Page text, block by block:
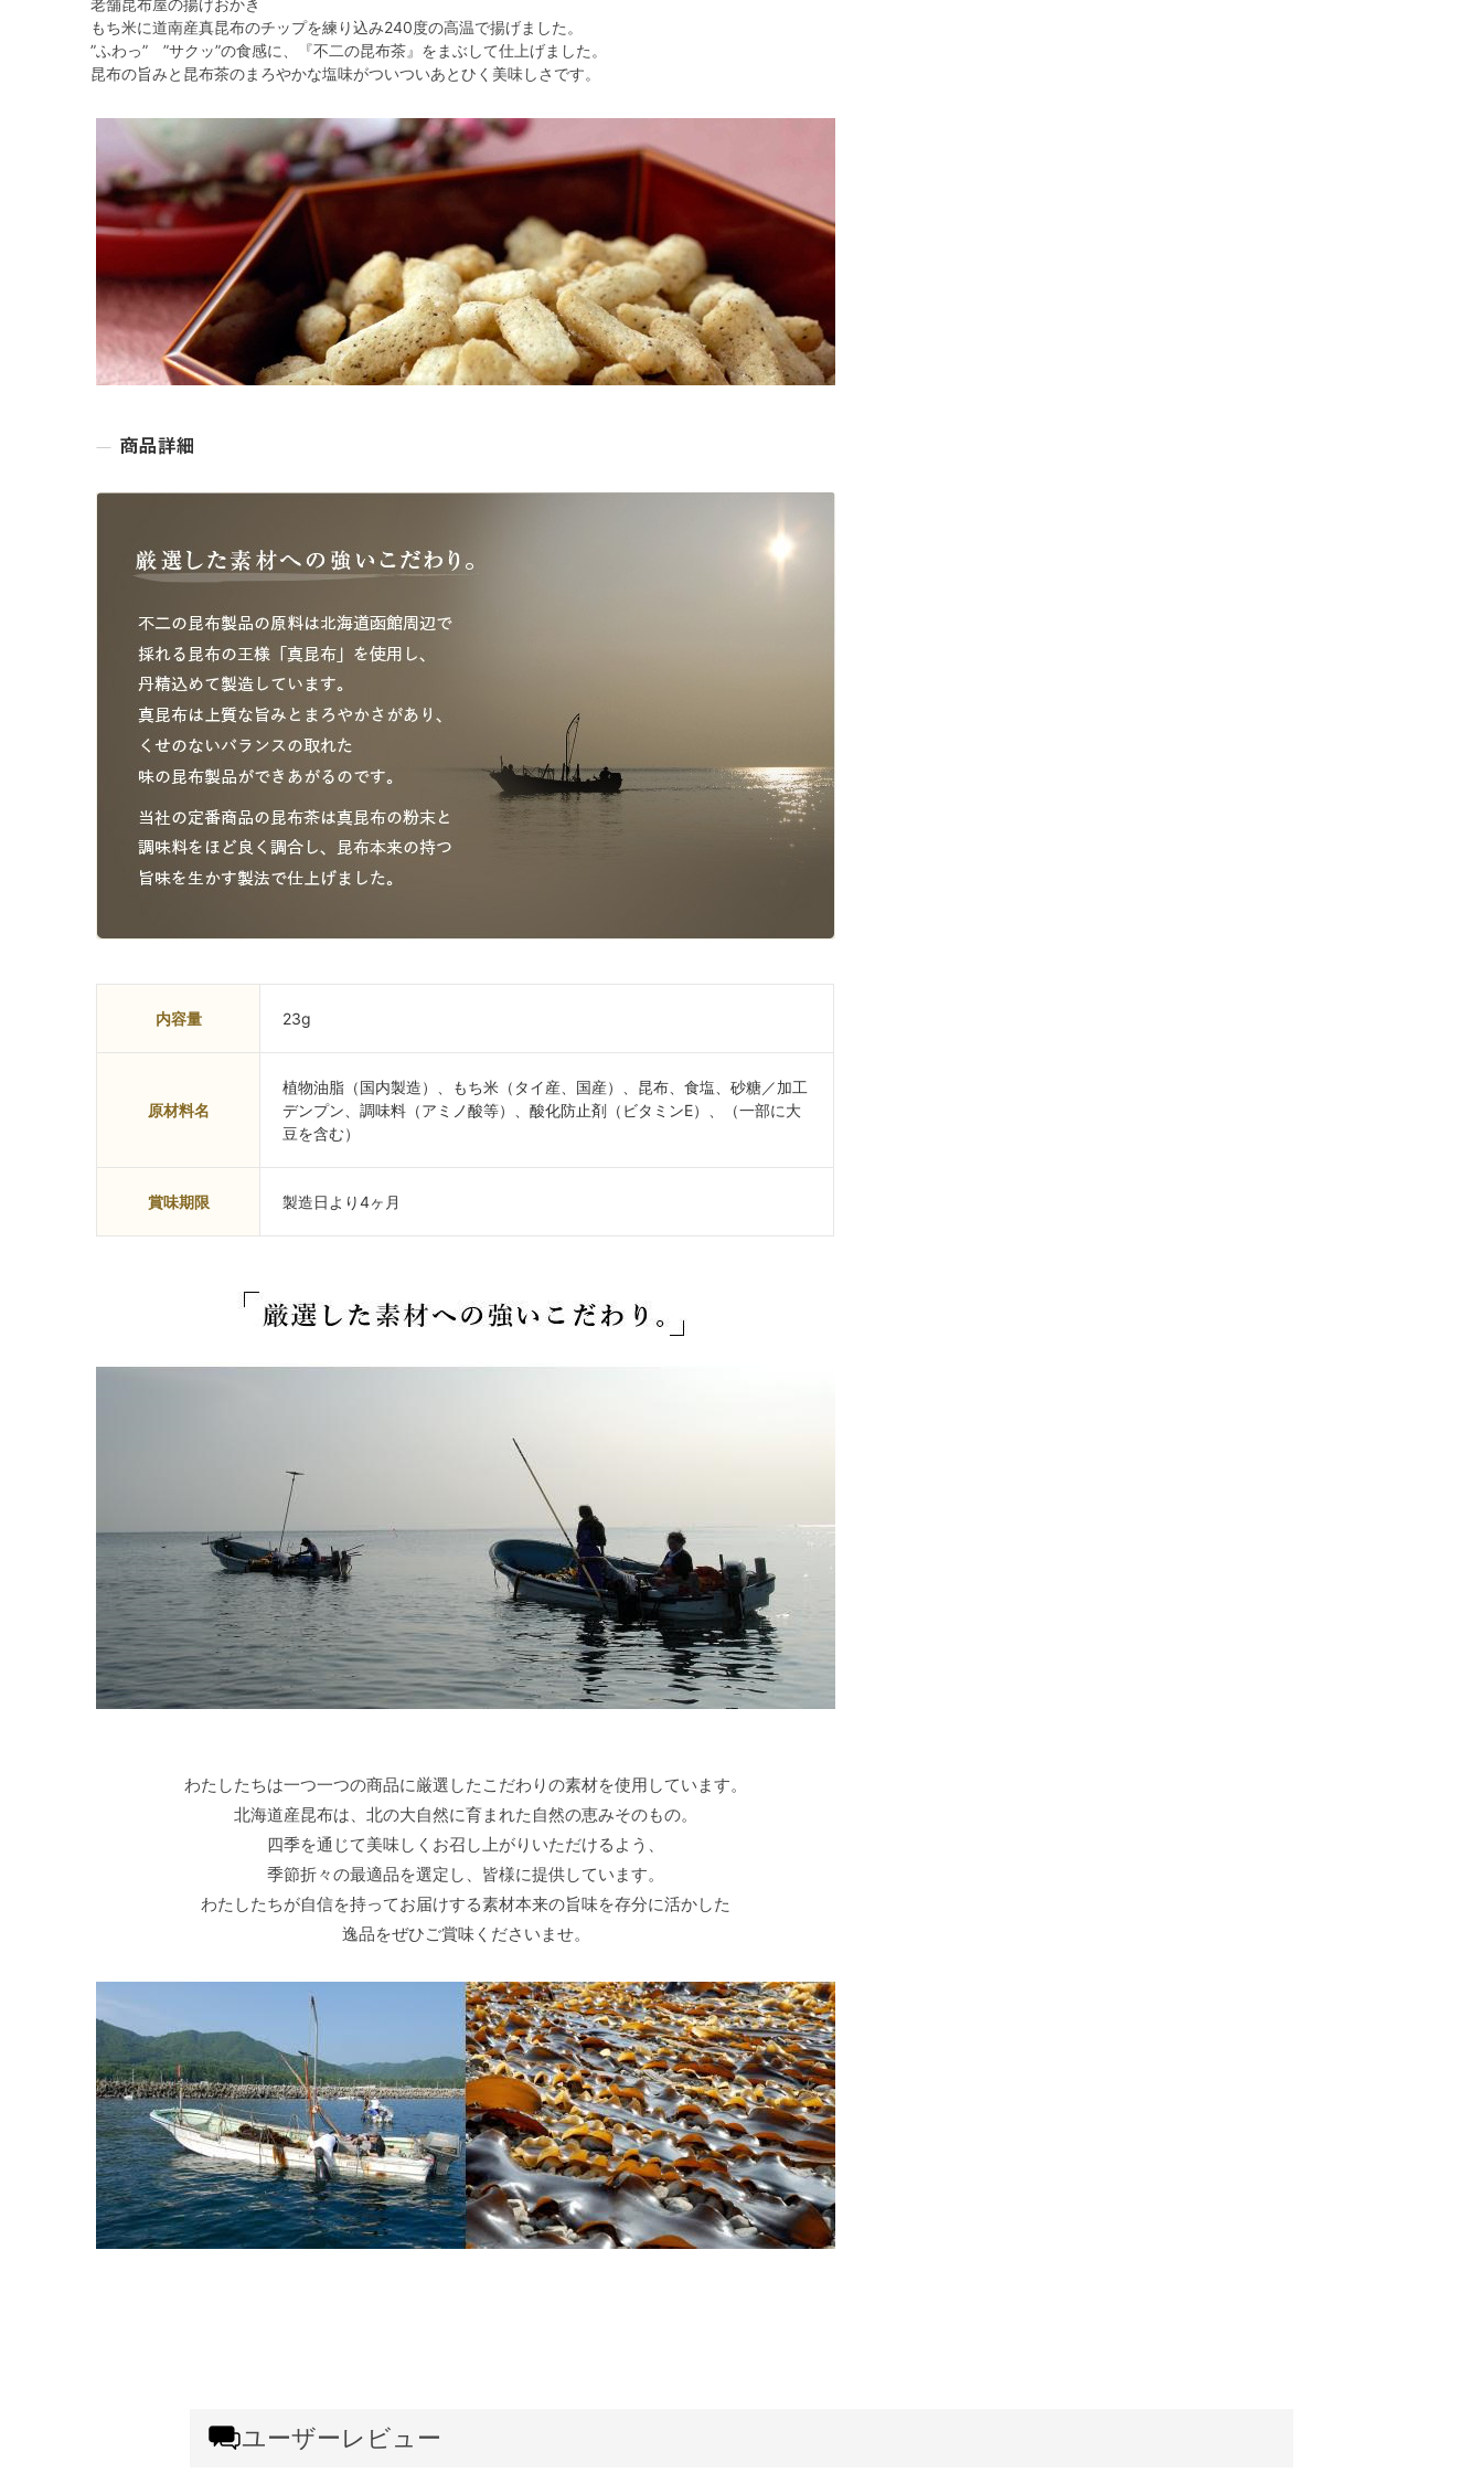
老舗昆布屋の揚げおかき
もち米に道南産真昆布のチップを練り込み240度の高温で揚げました。
”ふわっ” ”サクッ”の食感に、『不二の昆布茶』をまぶして仕上げました。
昆布の旨みと昆布茶のまろやかな塩味がついついあとひく美味しさです。
内容量 23g
原材料名
植物油脂（国内製造）、もち米（タイ産、国産）、昆布、食塩、砂糖／加工
デンプン、調味料（アミノ酸等）、酸化防止剤（ビタミンE）、（一部に大
豆を含む）
賞味期限 製造日より4ヶ月
わたしたちは一つ一つの商品に厳選したこだわりの素材を使用しています。
北海道産昆布は、北の大自然に育まれた自然の恵みそのもの。
四季を通じて美味しくお召し上がりいただけるよう、
季節折々の最適品を選定し、皆様に提供しています。
わたしたちが自信を持ってお届けする素材本来の旨味を存分に活かした
逸品をぜひご賞味くださいませ。
ユーザーレビュー